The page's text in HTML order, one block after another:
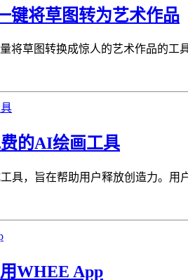
键将草图转为艺术作品
将草图转换成惊人的艺术作品的
的AI绘画工具
具，旨在帮助用户释放创造力。
WHEE App